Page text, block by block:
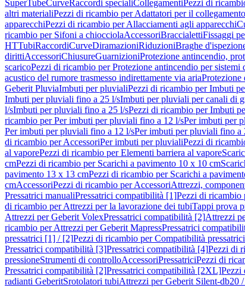
SuperTubeCurveRaccordi specialiCollegamentiPezzi di
altri materialiPezzi di ricambio per Adattatori per il
apparecchiPezzi di ricambio per Allacciamenti agli apparecchi
ricambio per Sifoni a chiocciolaAccessoriBraccialettiFissaggi
HTTubiRaccordiCurveDiramazioniRiduzioniBraghe
dirittiAccessoriChiusureGuarnizioniProtezione antincendio,
scaricoPezzi di ricambio per Protezione antincendio per sistemi
acustico del rumore trasmesso indirettamente via ariaProtezione
Geberit PluviaImbuti per pluvialiPezzi di ricambio per Imbuti
Imbuti per pluviali fino a 25 l/sImbuti per pluviali per canali di
l/sImbuti per pluviali fino a 25 l/sPezzi di ricambio per Imbuti
ricambio per Per imbuti per pluviali fino a 12 l/sPer imbuti per
Per imbuti per pluviali fino a 12 l/sPer imbuti per pluviali fino a
di ricambio per AccessoriPer imbuti per pluvialiPezzi di
al vaporePezzi di ricambio per Elementi barriera al vapore
cmPezzi di ricambio per Scarichi a pavimento 10 x 10 cm
pavimento 13 x 13 cmPezzi di ricambio per Scarichi a
cmAccessoriPezzi di ricambio per AccessoriAttrezzi,
Pressatrici manualiPressatrici compatibilità [1]Pezzi di ricambio
di ricambio per Attrezzi per la lavorazione dei tubiTappi prova
Attrezzi per Geberit VolexPressatrici compatibilità [2]Attrezzi
ricambio per Attrezzi per Geberit MapressPressatrici
pressatrici [1] / [2]Pezzi di ricambio per Compatibilità
Pressatrici compatibilità [3]Pressatrici compatibilità [4]Pezzi di
pressioneStrumenti di controlloAccessoriPressatriciPezzi di
Pressatrici compatibilità [2]Pressatrici compatibilità [2XL]Pezzi
radianti GeberitSrotolatori tubiAttrezzi per Geberit Silent-db20